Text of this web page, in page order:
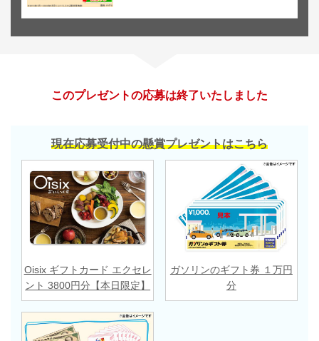
このプレゼントの応募は終了いたしました
現在応募受付中の懸賞プレゼントはこちら
Oisix ギフトカード エクセレ
ント 3800円分【本日限定】
ガソリンのギフト券 １万円
分